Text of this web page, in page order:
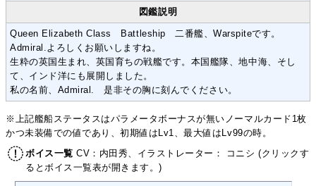
図鑑説明
Queen Elizabeth Class Battleship 二番艦、Warspiteです。
Admiral.よろしくお願いしますね。
生粋の英国生まれ、英国育ちの戦艦です。本国艦隊、地中海、そし
て、インド洋にも展開しました。
私の名前、Admiral. 是非その胸に刻んでください。
※上記艦船ステータスはパラメータボーナスが無いノーマルカード1枚
かつ未装備での値であり、初期値はLv1、最大値はLv99の時。
ボイス一覧 CV：内田秀、イラストレーター： コニシ (クリックす
るとボイス一覧表が開きます。)